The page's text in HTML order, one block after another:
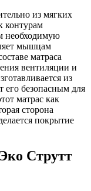
из мягких
контурам
необходимую
мышцам
матраса
вентиляции и
из
его безопасным для
матрас как
сторона
покрытие
Струтт